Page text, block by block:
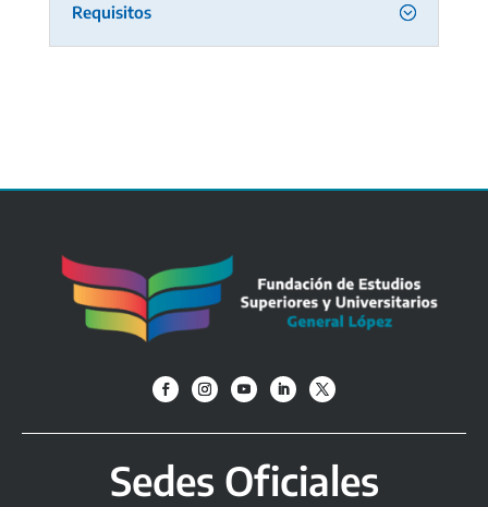
Requisitos
Sedes Oficiales